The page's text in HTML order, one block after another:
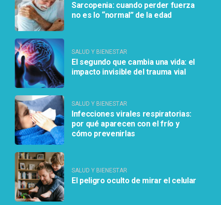
Sarcopenia: cuando perder fuerza
no es lo “normal” de la edad
SALUD Y BIENESTAR
El segundo que cambia una vida: el
impacto invisible del trauma vial
SALUD Y BIENESTAR
Infecciones virales respiratorias:
por qué aparecen con el frío y
cómo prevenirlas
SALUD Y BIENESTAR
El peligro oculto de mirar el celular